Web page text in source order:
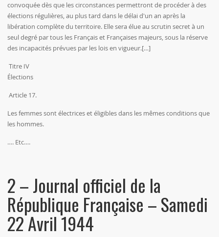
convoquée dès que les circonstances permettront de procéder à des
élections régulières, au plus tard dans le délai d'un an après la
libération complète du territoire. Elle sera élue au scrutin secret à un
seul degré par tous les Français et Françaises majeurs, sous la réserve
des incapacités prévues par les lois en vigueur.[…]
Titre IV
Élections
Article 17.
Les femmes sont électrices et éligibles dans les mêmes conditions que
les hommes.
…. Etc….
2 – Journal officiel de la
République Française – Samedi
22 Avril 1944